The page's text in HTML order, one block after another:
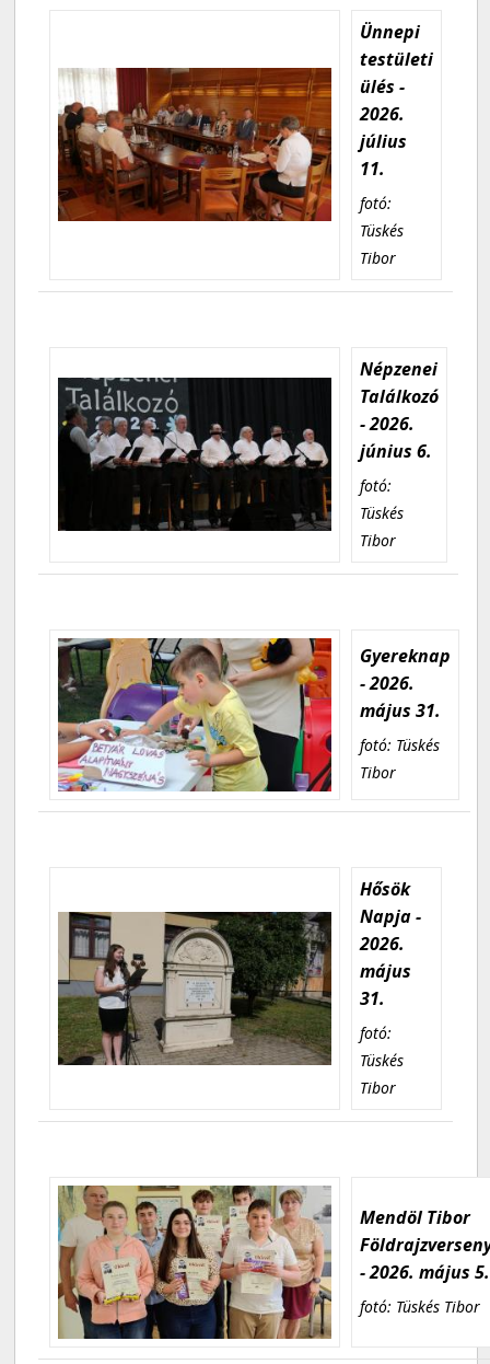
Ünnepi
testületi
ülés -
2026.
július
11.
fotó:
Tüskés
Tibor
Népzenei
Találkozó
- 2026.
június 6.
fotó:
Tüskés
Tibor
Gyereknap
- 2026.
május 31.
fotó: Tüskés
Tibor
Hősök
Napja -
2026.
május
31.
fotó:
Tüskés
Tibor
Mendöl Tibor
- 2026. május 5.
fotó: Tüskés Tibor